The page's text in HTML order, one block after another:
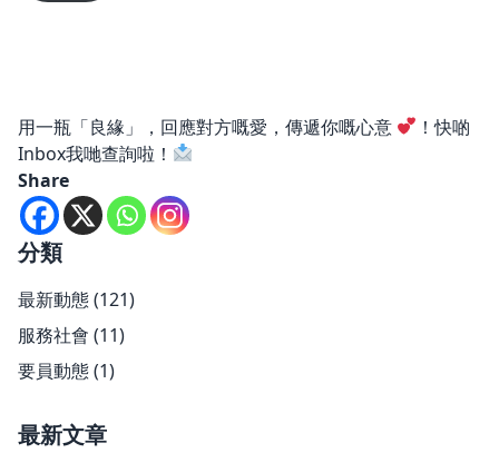
用一瓶「良緣」，回應對方嘅愛，傳遞你嘅心意
！快啲
Inbox我哋查詢啦！
Share
分類
最新動態(121)
服務社會 (11)
要員動態(1)
最新文章